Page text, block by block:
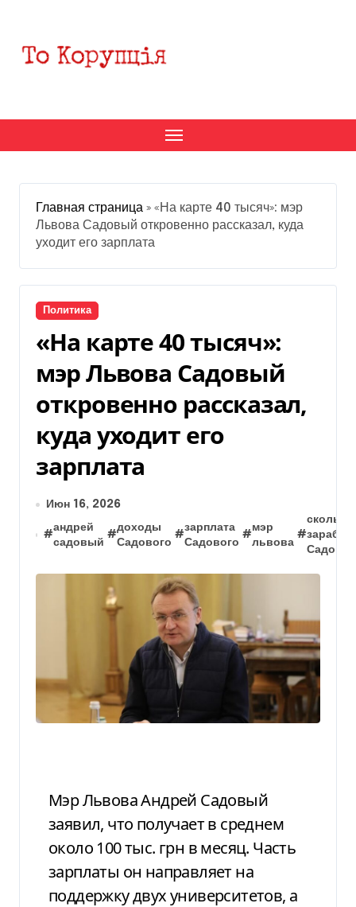
содержанию
Главная страница » «На карте 40 тысяч»: мэр
Львова Садовый откровенно рассказал, куда
уходит его зарплата
Политика
«На карте 40 тысяч»:
мэр Львова Садовый
откровенно рассказал,
куда уходит его
зарплата
Июн 16, 2026
#
андрей
садовый
#
доходы
Садового
#
зарплата
Садового
#
мэр
львова
#
сколько
Мэр Львова Андрей Садовый
заявил, что получает в среднем
около 100 тыс. грн в месяц. Часть
зарплаты он направляет на
поддержку двух университетов, а